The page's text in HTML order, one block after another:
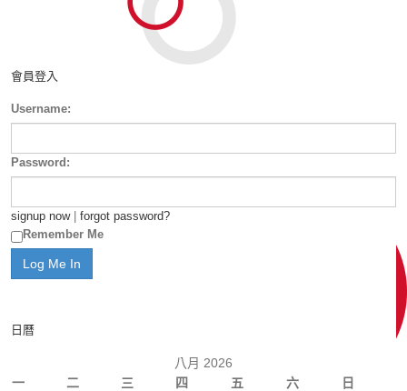
會員登入
Username:
Password:
signup now| forgot password?
Remember Me
日曆
八月 2026
一
二 三 四 五 六 日